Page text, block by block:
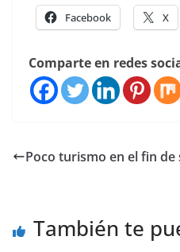
Facebook X
Comparte en redes
Poco turismo en el fin de
También te